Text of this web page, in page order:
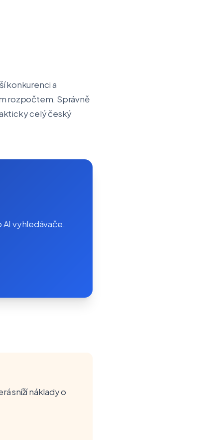
konkurenci a
rozpočtem. Správně
celý český
AI vyhledávače.
sníží náklady o